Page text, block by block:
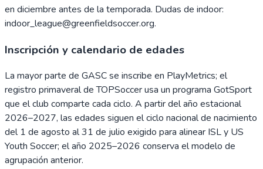
en diciembre antes de la temporada. Dudas de indoor:
indoor_league@greenfieldsoccer.org.
Inscripción y calendario de edades
La mayor parte de GASC se inscribe en PlayMetrics; el
registro primaveral de TOPSoccer usa un programa GotSport
que el club comparte cada ciclo. A partir del año estacional
2026–2027, las edades siguen el ciclo nacional de nacimiento
del 1 de agosto al 31 de julio exigido para alinear ISL y US
Youth Soccer; el año 2025–2026 conserva el modelo de
agrupación anterior.